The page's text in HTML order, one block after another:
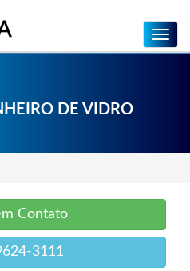
DE VIDRO
Menu
Contato
3111